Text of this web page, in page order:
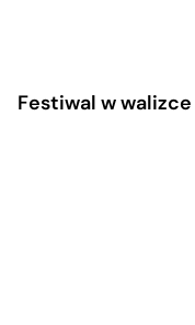
Festiwal w walizce